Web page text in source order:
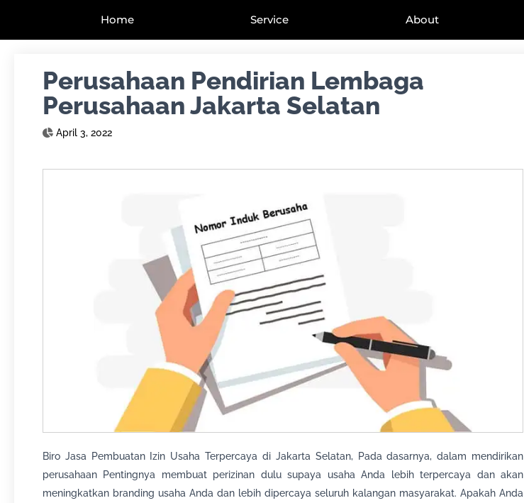
Home Service About
Perusahaan Pendirian Lembaga
Perusahaan Jakarta Selatan
April 3, 2022
Biro Jasa Pembuatan Izin Usaha Terpercaya di Jakarta Selatan, Pada dasarnya, dalam mendirikan
perusahaan Pentingnya membuat perizinan dulu supaya usaha Anda lebih terpercaya dan akan
meningkatkan branding usaha Anda dan lebih dipercaya seluruh kalangan masyarakat. Apakah Anda